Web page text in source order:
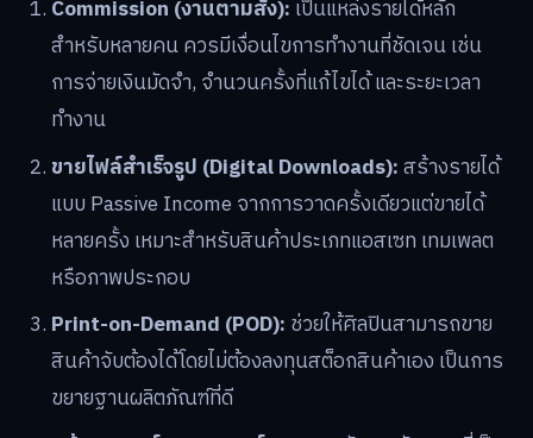
โมเดลการสร้างรายได้ที่หลากหลาย
สำหรับศิลปินยุคใหม่
เพื่อความยั่งยืนทางการเงิน ศิลปินดิจิทัลในยุค 2569 ควร
พิจารณาสร้างรายได้จากหลายช่องทางพร้อมกัน แทนที่จะ
พึ่งพาวิธีการใดเพียงวิธีเดียว
Commission (งานตามสั่ง): เป็นแหล่งรายได้หลัก
สำหรับหลายคน ควรมีเงื่อนไขการทำงานที่ชัดเจน เช่น
การจ่ายเงินมัดจำ, จำนวนครั้งที่แก้ไขได้ และระยะเวลา